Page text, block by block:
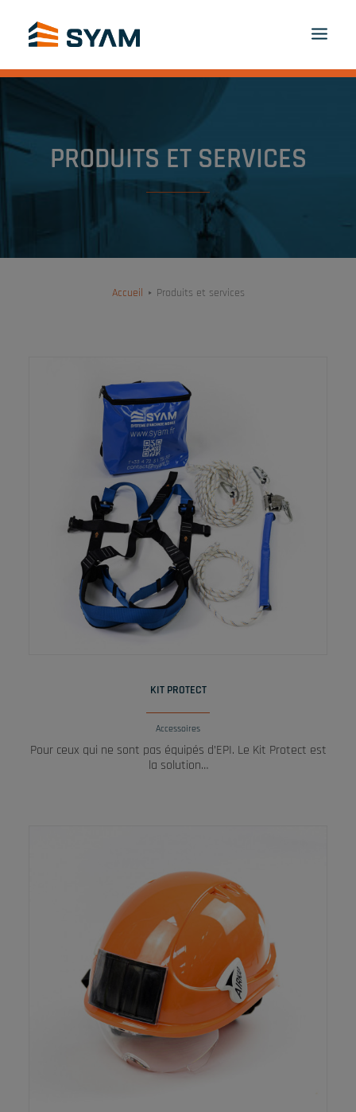
CONTACT
CONNEXIONPRODUITS ET SERVICES
Accueil Produits et services
KIT PROTECT
Accessoires
Pour ceux qui ne sont pas équipés d’EPI. Le Kit Protect est
la solution…